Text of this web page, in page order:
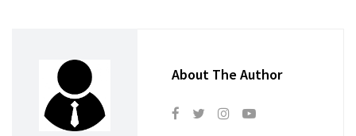
About The Author